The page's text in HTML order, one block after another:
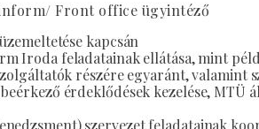
Front office ügyintéző
kapcsán
Iroda feladatainak ellátása, mint
részére egyaránt, valamint
érdeklődések kezelése, MTÜ
szervezet feladatainak